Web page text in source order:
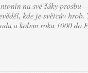
na své žáky prosbu
kde je světcův
a kolem roku 1000 do